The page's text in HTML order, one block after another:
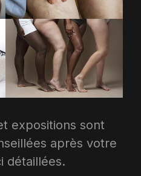
expositions sont
après votre
détaillées.